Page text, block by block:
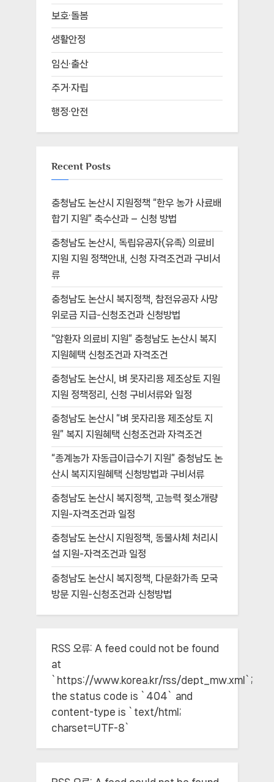
보호·돌봄
생활안정
임신·출산
주거·자립
행정·안전
Recent Posts
충청남도 논산시 지원정책 “한우 농가 사료배
합기 지원” 축수산과 – 신청 방법
충청남도 논산시, 독립유공자(유족) 의료비
지원 지원 정책안내, 신청 자격조건과 구비서
류
충청남도 논산시 복지정책, 참전유공자 사망
위로금 지급-신청조건과 신청방법
“암환자 의료비 지원” 충청남도 논산시 복지
지원혜택 신청조건과 자격조건
충청남도 논산시, 벼 못자리용 제조상토 지원
지원 정책정리, 신청 구비서류와 일정
충청남도 논산시 “벼 못자리용 제조상토 지
원” 복지 지원혜택 신청조건과 자격조건
“종계농가 자동급이급수기 지원” 충청남도 논
산시 복지지원혜택 신청방법과 구비서류
충청남도 논산시 복지정책, 고능력 젖소개량
지원-자격조건과 일정
충청남도 논산시 지원정책, 동물사체 처리시
설 지원-자격조건과 일정
충청남도 논산시 복지정책, 다문화가족 모국
방문 지원-신청조건과 신청방법
RSS 오류: A feed could not be found
at
`https://www.korea.kr/rss/dept_mw.xml`;
the status code is `404` and
content-type is `text/html;
charset=UTF-8`